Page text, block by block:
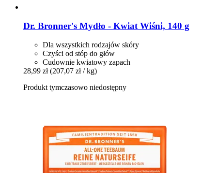
Dr. Bronner's Mydło -​ Kwiat Wiśni, 140 g
Dla wszystkich rodzajów skóry
Czyści od stóp do głów
Cudownie kwiatowy zapach
28,99 zł (207,07 zł / kg)
Produkt tymczasowo niedostępny